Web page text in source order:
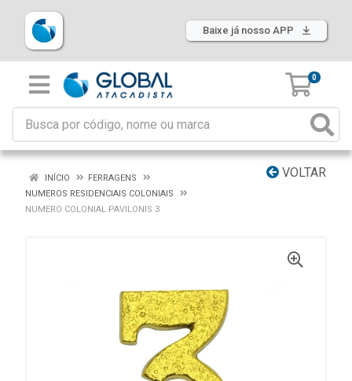
Baixe já nosso APP
0
VOLTAR
INÍCIO
FERRAGENS
NUMEROS RESIDENCIAIS COLONIAIS
NUMERO COLONIAL PAVILONIS 3